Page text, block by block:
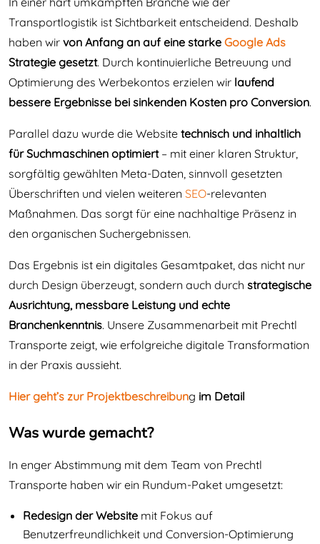
Transportlogistik ist Sichtbarkeit entscheidend. Deshalb
haben wir von Anfang an auf eine starke Google Ads
Strategie gesetzt. Durch kontinuierliche Betreuung und
Optimierung des Werbekontos erzielen wir laufend
bessere Ergebnisse bei sinkenden Kosten pro Conversion.
Parallel dazu wurde die Website technisch und inhaltlich
für Suchmaschinen optimiert– mit einer klaren Struktur,
sorgfältig gewählten Meta-Daten, sinnvoll gesetzten
Überschriften und vielen weiteren SEO-relevanten
Maßnahmen. Das sorgt für eine nachhaltige Präsenz in
den organischen Suchergebnissen.
Das Ergebnis ist ein digitales Gesamtpaket, das nicht nur
durch Design überzeugt, sondern auch durch strategische
Ausrichtung, messbare Leistung und echte
Branchenkenntnis. Unsere Zusammenarbeit mit Prechtl
Transporte zeigt, wie erfolgreiche digitale Transformation
in der Praxis aussieht.
Hier geht’s zur Projektbeschreibung im Detail
Was wurde gemacht?
In enger Abstimmung mit dem Team von Prechtl
Transporte haben wir ein Rundum-Paket umgesetzt:
Redesign der Website mit Fokus auf
Benutzerfreundlichkeit und Conversion-Optimierung